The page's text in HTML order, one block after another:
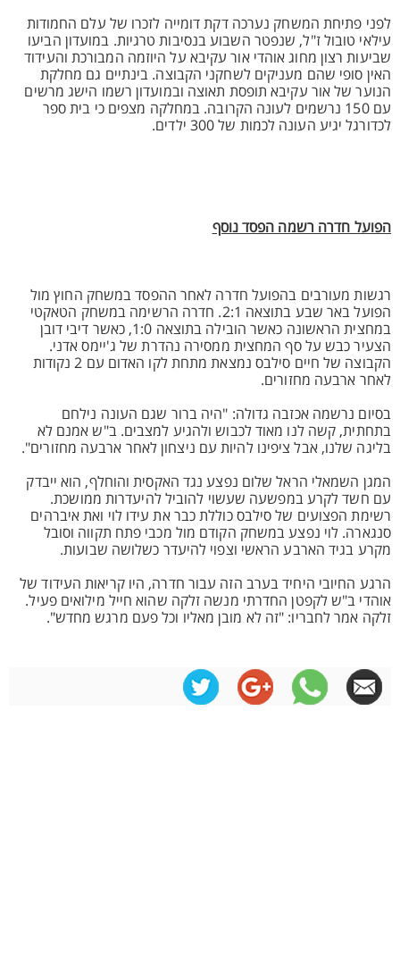
לפני פתיחת המשחק נערכה דקת דומייה לזכרו של עלם החמודות
עילאי טובול ז"ל, שנפטר השבוע בנסיבות טרגיות. במועדון הביעו
שביעות רצון מחוג אוהדי אור עקיבא על היוזמה המבורכת והעידוד
האין סופי שהם מעניקים לשחקני הקבוצה. בינתיים גם מחלקת
הנוער של אור עקיבא תופסת תאוצה ובמועדון רשמו הישג מרשים
עם 150 נרשמים לעונה הקרובה. במחלקה מצפים כי בית ספר
לכדורגל יגיע העונה לכמות של 300 ילדים.
הפועל חדרה רשמה הפסד נוסף
רגשות מעורבים בהפועל חדרה לאחר ההפסד במשחק החוץ מול
הפועל באר שבע בתוצאה 2:1. חדרה הרשימה במשחק הטאקטי
במחצית הראשונה כאשר הובילה בתוצאה 1:0, כאשר דיבי דובן
הצעיר כבש על סף המחצית ממסירה נהדרת של ג'יימס אדני.
הקבוצה של חיים סילבס נמצאת מתחת לקו האדום עם 2 נקודות
לאחר ארבעה מחזורים.
בסיום נרשמה אכזבה גדולה: "היה ברור שגם העונה נילחם
בתחתית, קשה לנו מאוד לכבוש ולהגיע למצבים. ב"ש אמנם לא
בליגה שלנו, אבל ציפינו להיות עם ניצחון לאחר ארבעה מחזורים".
המגן השמאלי הראל שלום נפצע נגד האקסית והוחלף, הוא ייבדק
עם חשד לקרע במפשעה שעשוי להוביל להיעדרות ממושכת.
רשימת הפצועים של סילבס כוללת כבר את עידו לוי ואת איברהים
סנגארה. לוי נפצע במשחק הקודם מול מכבי פתח תקווה וסובל
מקרע בגיד הארבע הראשי וצפוי להיעדר כשלושה שבועות.
הרגע החיובי היחיד בערב הזה עבור חדרה, היו קריאות העידוד של
אוהדי ב"ש לקפטן החדרתי מנשה זלקה שהוא חייל מילואים פעיל.
זלקה אמר לחבריו: "זה לא מובן מאליו וכל פעם מרגש מחדש".